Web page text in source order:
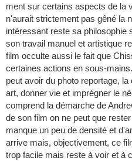
ment sur certains aspects de la
n'aurait strictement pas gêné la
intéressant reste sa philosophie
son travail manuel et artistique
film occulte aussi le fait que
certaines actions en sous-
peut avoir du photo reportage,
art, donner vie et imprégner le
comprend la démarche de
de son film on ne peut que
manque un peu de densité et
arrive mais, objectivement, ce
trop facile mais reste à voir et à